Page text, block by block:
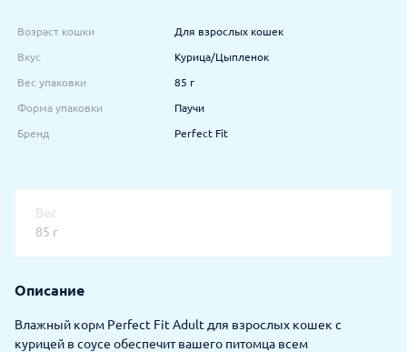
Возраст кошки Для взрослых кошек
Вкус Курица/Цыпленок
Вес упаковки 85 г
Форма упаковки Паучи
Бренд Perfect Fit
Вес
85 г
Описание
Влажный корм Perfect Fit Adult для взрослых кошек с
курицей в соусе обеспечит вашего питомца всем